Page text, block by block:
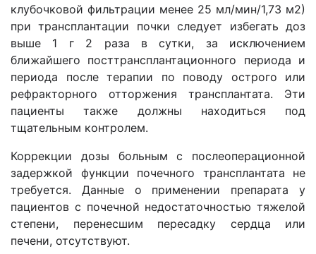
клубочковой фильтрации менее 25 мл/мин/1,73 м2)
при трансплантации почки следует избегать доз
выше 1 г 2 раза в сутки, за исключением
ближайшего посттрансплантационного периода и
периода после терапии по поводу острого или
рефракторного отторжения трансплантата. Эти
пациенты также должны находиться под
тщательным контролем.
Коррекции дозы больным с послеоперационной
задержкой функции почечного трансплантата не
требуется. Данные о применении препарата у
пациентов с почечной недостаточностью тяжелой
степени, перенесшим пересадку сердца или
печени, отсутствуют.